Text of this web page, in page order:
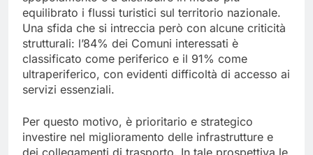
equilibrato i flussi turistici sul territorio nazionale.
Una sfida che si intreccia però con alcune criticità
strutturali: l’84% dei Comuni interessati è
classificato come periferico e il 91% come
ultraperiferico, con evidenti difficoltà di accesso ai
servizi essenziali.
Per questo motivo, è prioritario e strategico
investire nel miglioramento delle infrastrutture e